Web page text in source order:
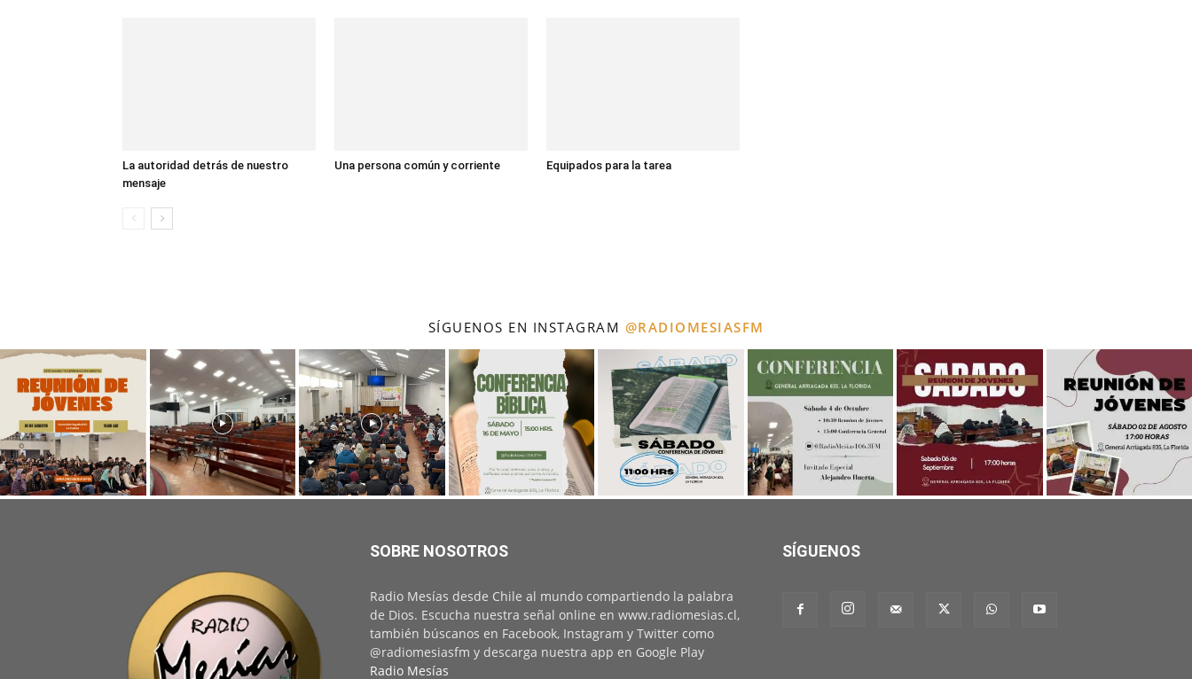
La autoridad detrás de nuestro
mensaje
Una persona común y corriente Equipados para la tarea
SÍGUENOS EN INSTAGRAM @RADIOMESIASFM
SOBRE NOSOTROS
Radio Mesías desde Chile al mundo compartiendo la palabra
de Dios. Escucha nuestra señal online en www.radiomesias.cl,
también búscanos en Facebook, Instagram y Twitter como
@radiomesiasfm y descarga nuestra app en Google Play
Radio Mesías
SÍGUENOS